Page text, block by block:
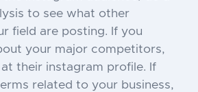
to see what other
field are posting. If you
your major competitors,
their instagram profile. If
related to your business,